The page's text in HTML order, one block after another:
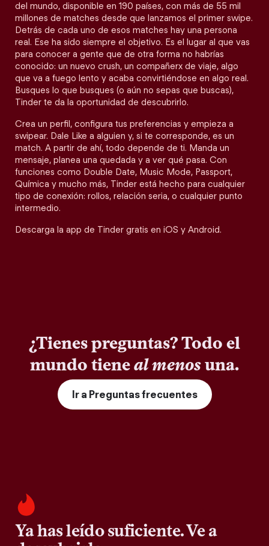
del mundo, disponible en 190 países, con más de 55 mil
millones de matches desde que lanzamos el primer swipe.
Detrás de cada uno de esos matches hay una persona
real. Ese ha sido siempre el objetivo. Es el lugar al que vas
para conocer a gente que de otra forma no habrías
conocido: un nuevo crush, un compañerx de viaje, algo
que va a fuego lento y acaba convirtiéndose en algo real.
Busques lo que busques (o aún no sepas que buscas),
Tinder te da la oportunidad de descubrirlo.
Crea un perfil, configura tus preferencias y empieza a
swipear. Dale Like a alguien y, si te corresponde, es un
match. A partir de ahí, todo depende de ti. Manda un
mensaje, planea una quedada y a ver qué pasa. Con
funciones como Double Date, Music Mode, Passport,
Química y mucho más, Tinder está hecho para cualquier
tipo de conexión: rollos, relación seria, o cualquier punto
intermedio.
Descarga la app de Tinder gratis en iOS y Android.
¿Tienes preguntas? Todo el
mundo tieneal menosuna.
Ir a Preguntas frecuentes
Ya has leído suficiente. Ve a